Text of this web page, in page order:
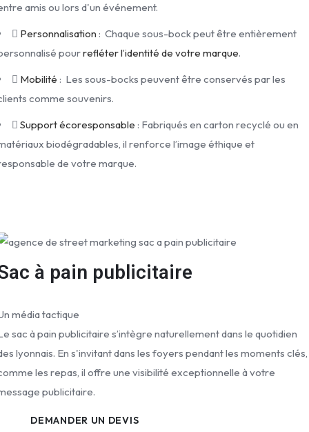
amis ou lors d'un événement.
Personnalisation : Chaque sous-bock peut être entièrement
pourrefléter l’identité de votre marque.
Mobilité : Les sous-bocks peuvent être conservés par les
comme souvenirs.
Support écoresponsable : Fabriqués en carton recyclé ou en
biodégradables, il renforce l’image éthique et
de votre marque.
à pain publicitaire
média tactique
sac à pain publicitaire s’intègre naturellement dans le quotidien
lyonnais. En s'invitant dans les foyers pendant les moments clés,
les repas, il offre une visibilité exceptionnelle à votre
publicitaire.
DEMANDER UN DEVIS